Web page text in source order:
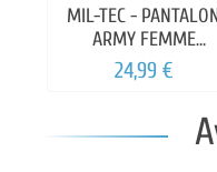
MIL-TEC -
ARMY FEMME
WOODLAND
24,99 €